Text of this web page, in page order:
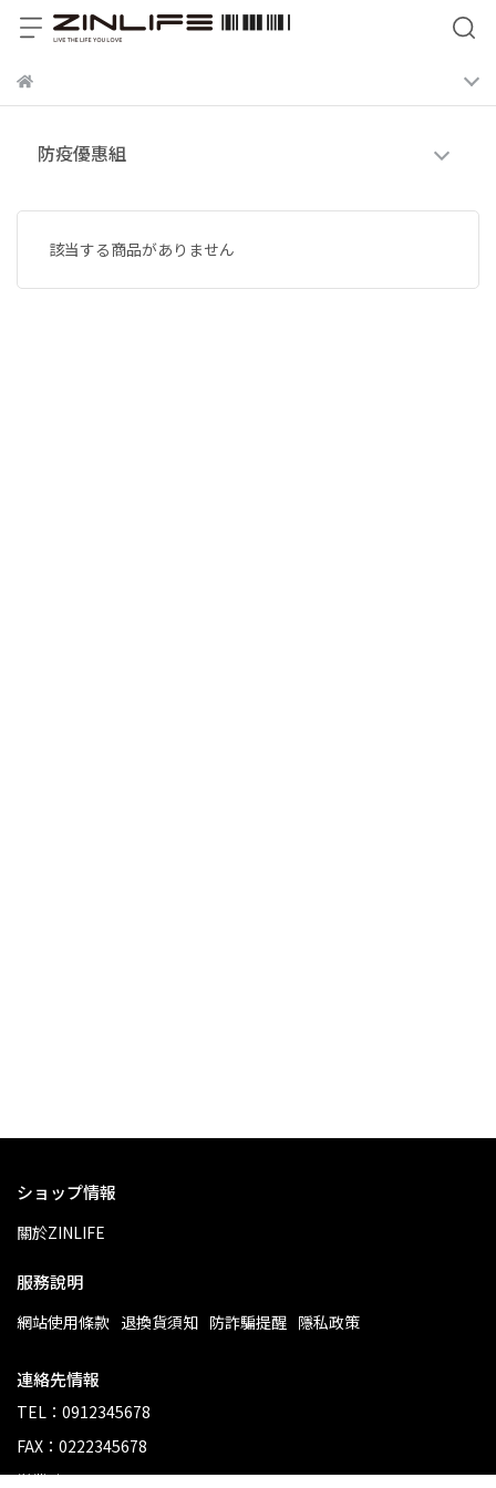
防疫優惠組
該当する商品がありません
ショップ情報
關於ZINLIFE
服務說明
網站使用條款 退換貨須知 防詐騙提醒 隱私政策
連絡先情報
TEL：0912345678
FAX：0222345678
営業時間：10:00-17:00